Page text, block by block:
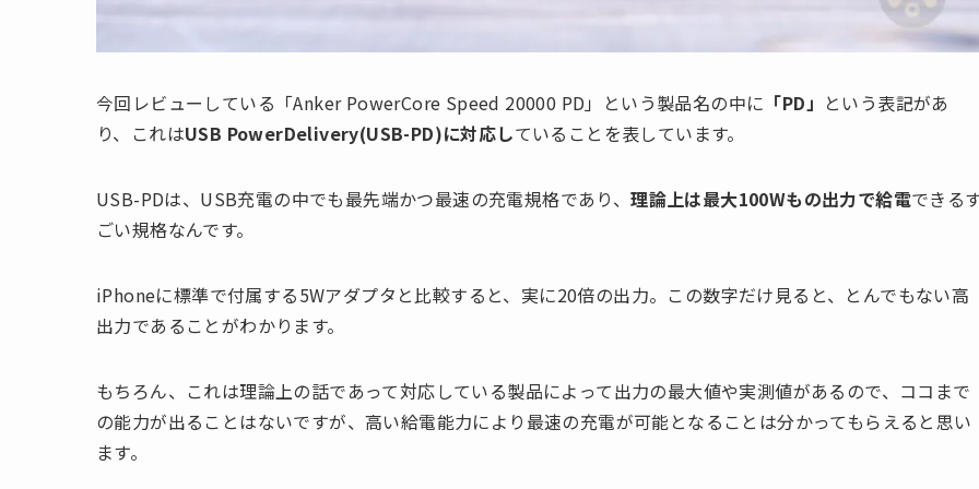
今回レビューしている「Anker PowerCore Speed 20000 PD」という製品名の中に 「PD」 という表記があ
り、これはUSB PowerDelivery(USB-PD)に対応していることを表しています。
USB-PDは、USB充電の中でも最先端かつ最速の充電規格であり、理論上は最大100Wもの出力で給電できる
ごい規格なんです。
iPhoneに標準で付属する5Wアダプタと比較すると、実に20倍の出力。この数字だけ見ると、とんでもない高
出力であることがわかります。
もちろん、これは理論上の話であって対応している製品によって出力の最大値や実測値があるので、ココまで
の能力が出ることはないですが、高い給電能力により最速の充電が可能となることは分かってもらえると思い
ます。